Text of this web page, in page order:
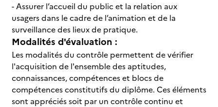
- Assurer l’accueil du public et la relation aux
usagers dans le cadre de l’animation et de la
surveillance des lieux de pratique.
Modalités d'évaluation :
Les modalités du contrôle permettent de vérifier
l'acquisition de l'ensemble des aptitudes,
connaissances, compétences et blocs de
compétences constitutifs du diplôme. Ces éléments
sont appréciés soit par un contrôle continu et